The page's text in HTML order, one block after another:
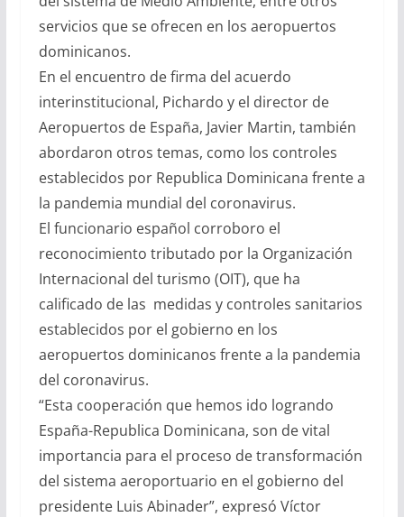
servicios que se ofrecen en los aeropuertos
dominicanos.
En el encuentro de firma del acuerdo
interinstitucional, Pichardo y el director de
Aeropuertos de España, Javier Martin, también
abordaron otros temas, como los controles
establecidos por Republica Dominicana frente a
la pandemia mundial del coronavirus.
El funcionario español corroboro el
reconocimiento tributado por la Organización
Internacional del turismo (OIT), que ha
calificado de las medidas y controles sanitarios
establecidos por el gobierno en los
aeropuertos dominicanos frente a la pandemia
del coronavirus.
“Esta cooperación que hemos ido logrando
España-Republica Dominicana, son de vital
importancia para el proceso de transformación
del sistema aeroportuario en el gobierno del
presidente Luis Abinader”, expresó Víctor